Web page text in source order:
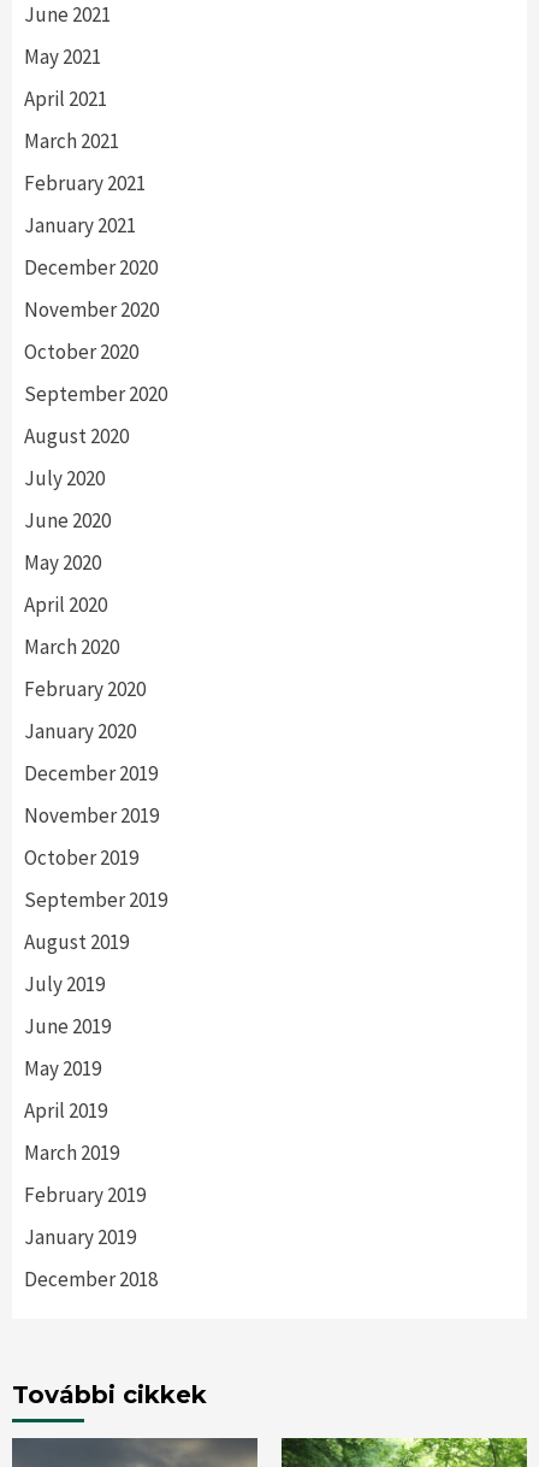
June 2021
May 2021
April 2021
March 2021
February 2021
January 2021
December 2020
November 2020
October 2020
September 2020
August 2020
July 2020
June 2020
May 2020
April 2020
March 2020
February 2020
January 2020
December 2019
November 2019
October 2019
September 2019
August 2019
July 2019
June 2019
May 2019
April 2019
March 2019
February 2019
January 2019
December 2018
További cikkek